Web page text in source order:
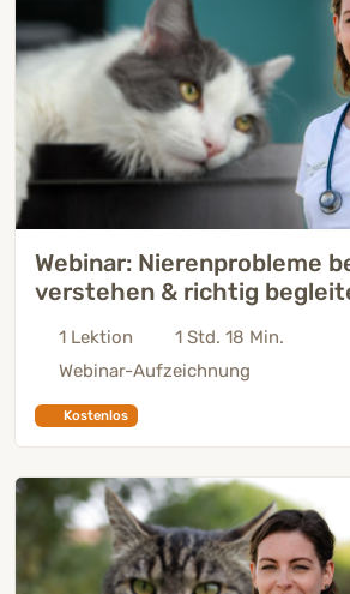
Webinar: Nierenprobleme
verstehen & richtig
1 Lektion
1 Std. 18 Min.
Webinar-Aufzeichnung
Kostenlos